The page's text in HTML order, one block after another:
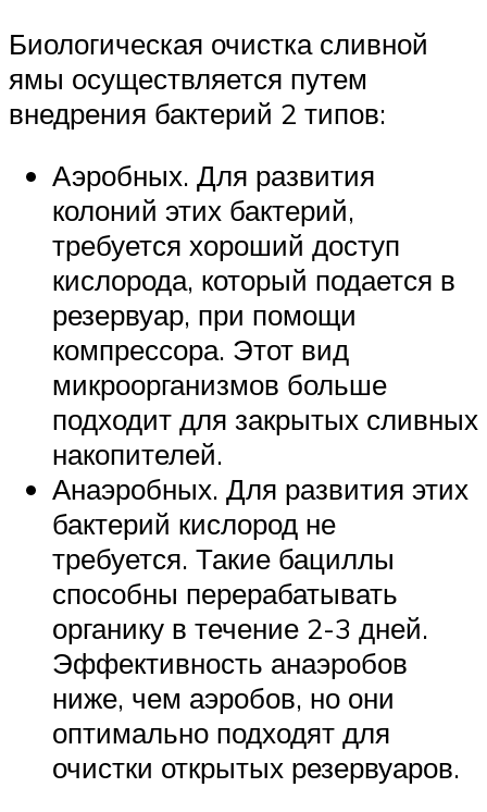
Биологическая очистка сливной
ямы осуществляется путем
внедрения бактерий 2 типов:
Аэробных. Для развития
колоний этих бактерий,
требуется хороший доступ
кислорода, который подается в
резервуар, при помощи
компрессора. Этот вид
микроорганизмов больше
подходит для закрытых сливных
накопителей.
Анаэробных. Для развития этих
бактерий кислород не
требуется. Такие бациллы
способны перерабатывать
органику в течение 2-3 дней.
Эффективность анаэробов
ниже, чем аэробов, но они
оптимально подходят для
очистки открытых резервуаров.